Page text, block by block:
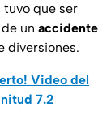
tuvo que ser
un accidente
diversiones.
Video del
7.2